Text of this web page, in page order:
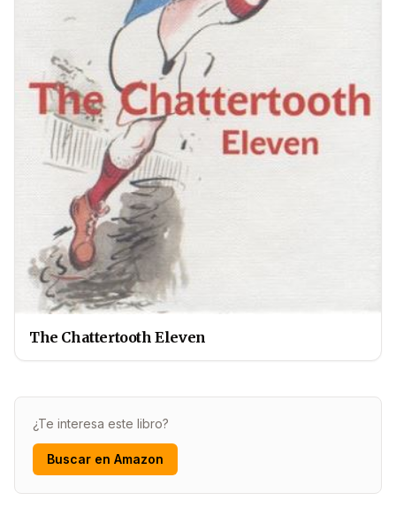
The Chattertooth Eleven
¿Te interesa este libro?
Buscar en Amazon